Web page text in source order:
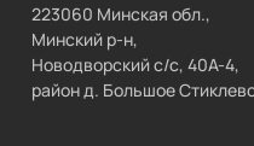
223060 Минская обл.,
Минский р-н,
Новодворский с/с, 40А-4,
район д. Большое